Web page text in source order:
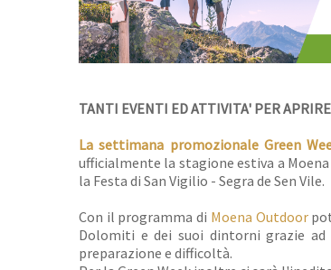
TANTI EVENTI ED ATTIVITA' PER
La settimana promozionale Green
ufficialmente la stagione estiva a
la Festa di San Vigilio - Segra de Sen Vile.
Con il programma di Moena Outdoor
Dolomiti e dei suoi dintorni grazie ad
preparazione e difficoltà.